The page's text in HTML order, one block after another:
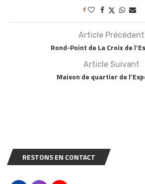
1
Article Précédent
Rond-Point de La Croix de
Article Suivant
Maison de quartier de
RESTONS EN CONTACT